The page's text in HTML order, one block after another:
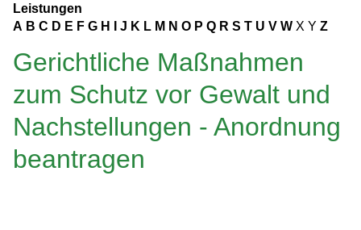
Leistungen
A B C D E F G H J K L M N O P Q R S T U V W X Y Z
Gerichtliche Maßnahmen
zum Schutz vor Gewalt und
Nachstellungen - Anordnung
beantragen